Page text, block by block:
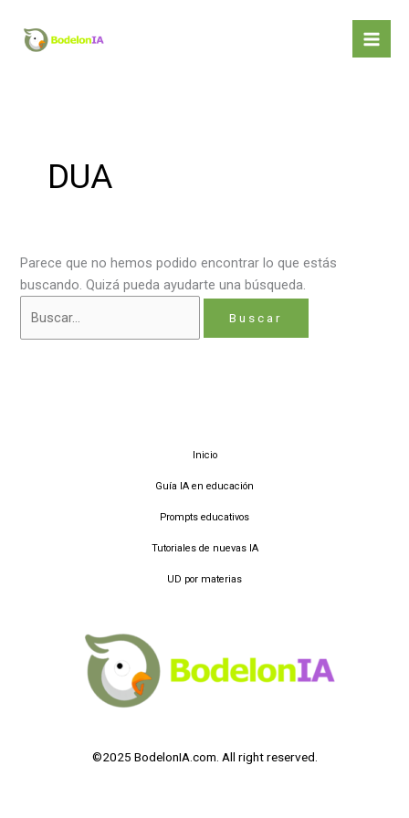
contenido
DUA
Parece que no hemos podido encontrar lo que estás
buscando. Quizá pueda ayudarte una búsqueda.
por:
Inicio
Guía IA en educación
Prompts educativos
Tutoriales de nuevas IA
UD por materias
©2025 BodelonIA.com. All right reserved.